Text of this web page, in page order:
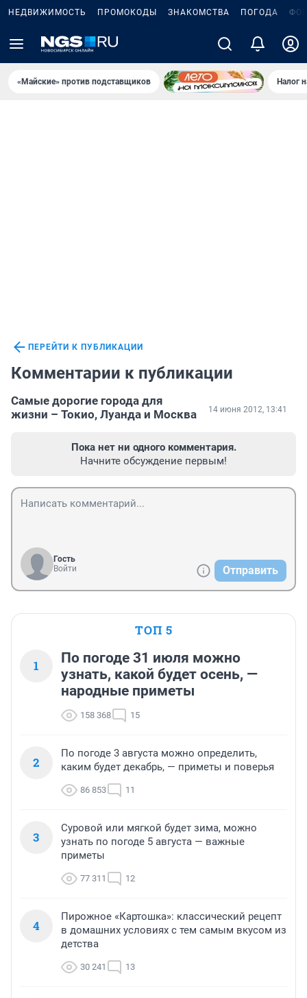
НЕДВИЖИМОСТЬ ПРОМОКОДЫ ЗНАКОМСТВА ПОГОДА
«Майские» против подставщиков Налог
ПЕРЕЙТИ К ПУБЛИКАЦИИ
Комментарии к публикации
Самые дорогие города для
жизни – Токио, Луанда и Москва
14 июня 2012, 13:41
Пока нет ни одного комментария.
Начните обсуждение первым!
Гость
Войти
Отправить
ТОП 5
1
По погоде 31 июля можно
узнать, какой будет осень, —
народные приметы
158 368 15
2
По погоде 3 августа можно определить,
каким будет декабрь, — приметы и поверья
86 853 11
3
Суровой или мягкой будет зима, можно
узнать по погоде 5 августа — важные
приметы
77 311 12
4
Пирожное «Картошка»: классический рецепт
в домашних условиях с тем самым вкусом из
детства
30 241 13